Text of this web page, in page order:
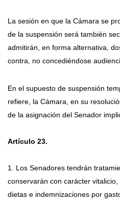
La sesión en que la Cámara se
de la suspensión será también
admitirán, en forma alternativa,
contra, no concediéndose
En el supuesto de suspensión
refiere, la Cámara, en su
de la asignación del Senador
Artículo 23.
1. Los Senadores tendrán
conservarán con carácter
dietas e indemnizaciones por